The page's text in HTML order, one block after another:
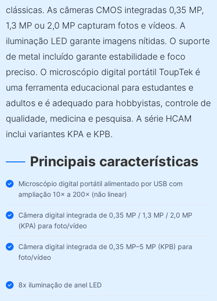
clássicas. As câmeras CMOS integradas 0,35 MP,
1,3 MP ou 2,0 MP capturam fotos e vídeos. A
iluminação LED garante imagens nítidas. O suporte
de metal incluído garante estabilidade e foco
preciso. O microscópio digital portátil ToupTek é
uma ferramenta educacional para estudantes e
adultos e é adequado para hobbyistas, controle de
qualidade, medicina e pesquisa. A série HCAM
inclui variantes KPA e KPB.
Principais características
Microscópio digital portátil alimentado por USB com
ampliação 10× a 200× (não linear)
Câmera digital integrada de 0,35 MP / 1,3 MP / 2,0 MP
(KPA) para foto/vídeo
Câmera digital integrada de 0,35 MP–5 MP (KPB) para
foto/vídeo
8x iluminação de anel LED